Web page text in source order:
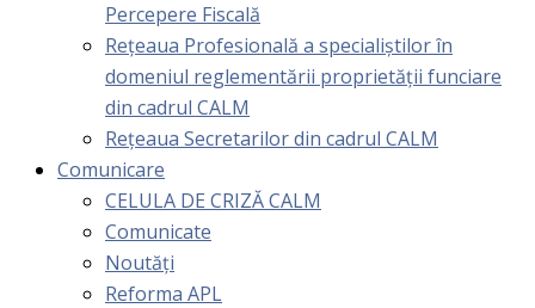
Percepere Fiscală
Reţeaua Profesională a specialiştilor în
domeniul reglementării proprietăţii funciare
din cadrul CALM
Rețeaua Secretarilor din cadrul CALM
Comunicare
CELULA DE CRIZĂ CALM
Comunicate
Noutăți
Reforma APL